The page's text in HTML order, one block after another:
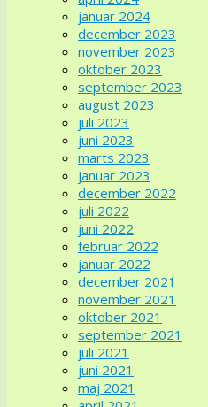
januar 2024
december 2023
november 2023
oktober 2023
september 2023
august 2023
juli 2023
juni 2023
marts 2023
januar 2023
december 2022
juli 2022
juni 2022
februar 2022
januar 2022
december 2021
november 2021
oktober 2021
september 2021
juli 2021
juni 2021
maj 2021